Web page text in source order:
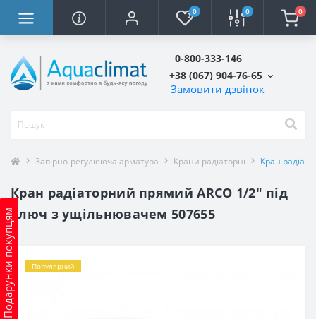
0 0 0
0-800-333-146
+38 (067) 904-76-65
Замовити дзвінок
Подарунки покупцям
Запірно-регулююча арматура Крани радіаторні Кран
Кран радіаторний прямий ARCO 1/2″ під
ключ з ущільнювачем 507655
Популярний